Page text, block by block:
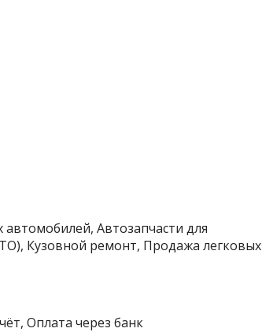
автомобилей, Автозапчасти для
Кузовной ремонт, Продажа легковых
Оплата через банк